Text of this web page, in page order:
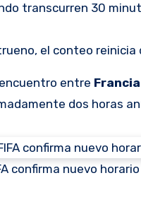
transcurren 30
el conteo reinicia
entre Francia
dos horas
confirma nuevo horario